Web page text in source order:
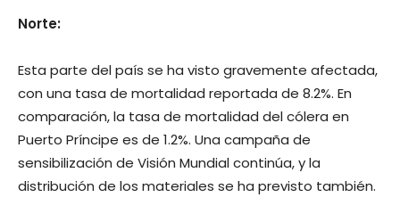
Norte:
Esta parte del país se ha visto gravemente afectada,
con una tasa de mortalidad reportada de 8.2%. En
comparación, la tasa de mortalidad del cólera en
Puerto Príncipe es de 1.2%. Una campaña de
sensibilización de Visión Mundial continúa, y la
distribución de los materiales se ha previsto también.